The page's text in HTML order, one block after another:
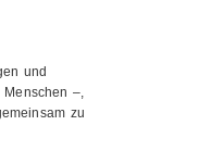
und
–,
zu